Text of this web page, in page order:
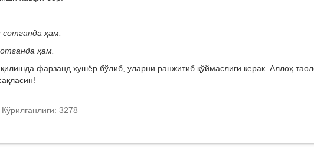
ҳам.
ҳам.
фарзанд хушёр бўлиб, уларни ранжитиб қўймаслиги керак. Аллоҳ
3278